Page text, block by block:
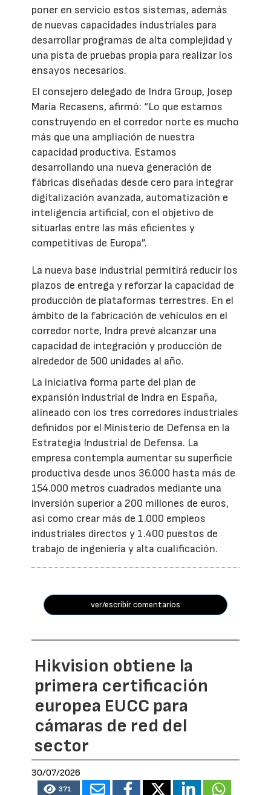
poner en servicio estos sistemas, además
de nuevas capacidades industriales para
desarrollar programas de alta complejidad y
una pista de pruebas propia para realizar los
ensayos necesarios.
El consejero delegado de Indra Group, Josep
María Recasens, afirmó: “Lo que estamos
construyendo en el corredor norte es mucho
más que una ampliación de nuestra
capacidad productiva. Estamos
desarrollando una nueva generación de
fábricas diseñadas desde cero para integrar
digitalización avanzada, automatización e
inteligencia artificial, con el objetivo de
situarlas entre las más eficientes y
competitivas de Europa”.
La nueva base industrial permitirá reducir los
plazos de entrega y reforzar la capacidad de
producción de plataformas terrestres. En el
ámbito de la fabricación de vehículos en el
corredor norte, Indra prevé alcanzar una
capacidad de integración y producción de
alrededor de 500 unidades al año.
La iniciativa forma parte del plan de
expansión industrial de Indra en España,
alineado con los tres corredores industriales
definidos por el Ministerio de Defensa en la
Estrategia Industrial de Defensa. La
empresa contempla aumentar su superficie
productiva desde unos 36.000 hasta más de
154.000 metros cuadrados mediante una
inversión superior a 200 millones de euros,
así como crear más de 1.000 empleos
industriales directos y 1.400 puestos de
trabajo de ingeniería y alta cualificación.
ver/escribir comentarios
Hikvision obtiene la
primera certificación
europea EUCC para
cámaras de red del
sector
30/07/2026
371